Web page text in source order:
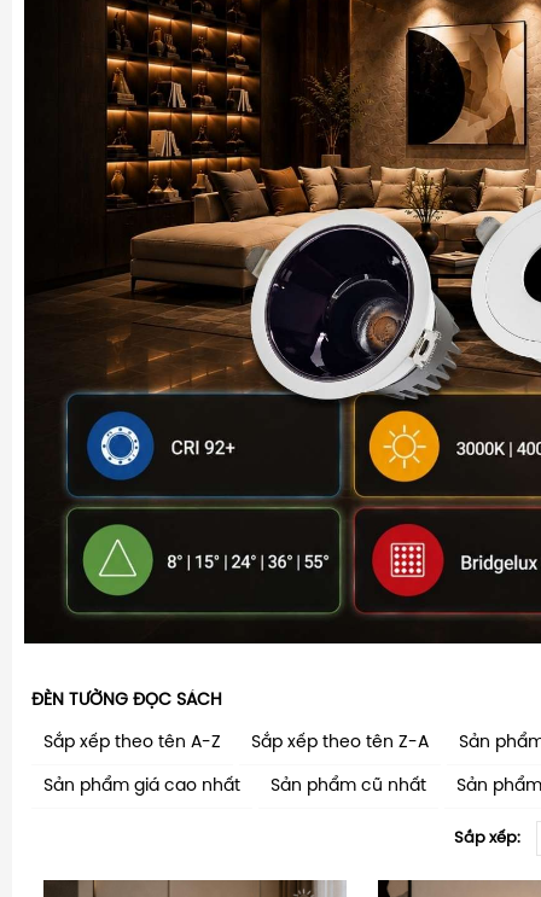
ĐÈN TƯỜNG ĐỌC SÁCH
Sắp xếp theo tên A-Z Sắp xếp theo tên Z-A Sản
Sản phẩm giá cao nhất Sản phẩm cũ nhất Sản
Sắp xếp: